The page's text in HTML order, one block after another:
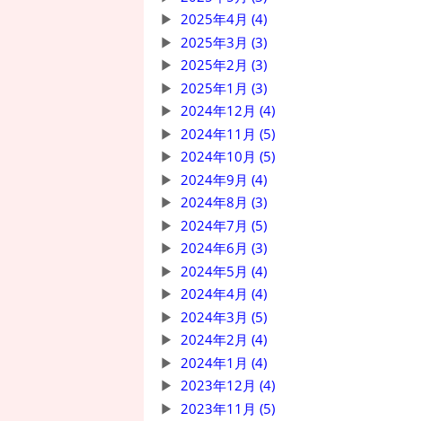
2025年4月 (4)
2025年3月 (3)
2025年2月 (3)
2025年1月 (3)
2024年12月 (4)
2024年11月 (5)
2024年10月 (5)
2024年9月 (4)
2024年8月 (3)
2024年7月 (5)
2024年6月 (3)
2024年5月 (4)
2024年4月 (4)
2024年3月 (5)
2024年2月 (4)
2024年1月 (4)
2023年12月 (4)
2023年11月 (5)